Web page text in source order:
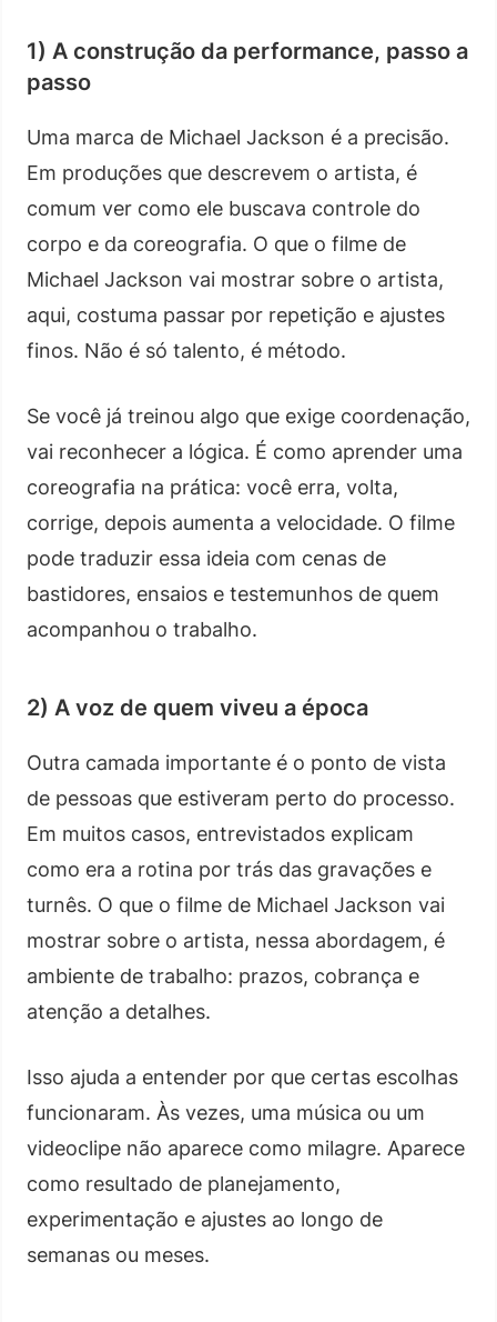
1) A construção da performance, passo a
passo
Uma marca de Michael Jackson é a precisão.
Em produções que descrevem o artista, é
comum ver como ele buscava controle do
corpo e da coreografia. O que o filme de
Michael Jackson vai mostrar sobre o artista,
aqui, costuma passar por repetição e ajustes
finos. Não é só talento, é método.
Se você já treinou algo que exige coordenação,
vai reconhecer a lógica. É como aprender uma
coreografia na prática: você erra, volta,
corrige, depois aumenta a velocidade. O filme
pode traduzir essa ideia com cenas de
bastidores, ensaios e testemunhos de quem
acompanhou o trabalho.
2) A voz de quem viveu a época
Outra camada importante é o ponto de vista
de pessoas que estiveram perto do processo.
Em muitos casos, entrevistados explicam
como era a rotina por trás das gravações e
turnês. O que o filme de Michael Jackson vai
mostrar sobre o artista, nessa abordagem, é
ambiente de trabalho: prazos, cobrança e
atenção a detalhes.
Isso ajuda a entender por que certas escolhas
funcionaram. Às vezes, uma música ou um
videoclipe não aparece como milagre. Aparece
como resultado de planejamento,
experimentação e ajustes ao longo de
semanas ou meses.